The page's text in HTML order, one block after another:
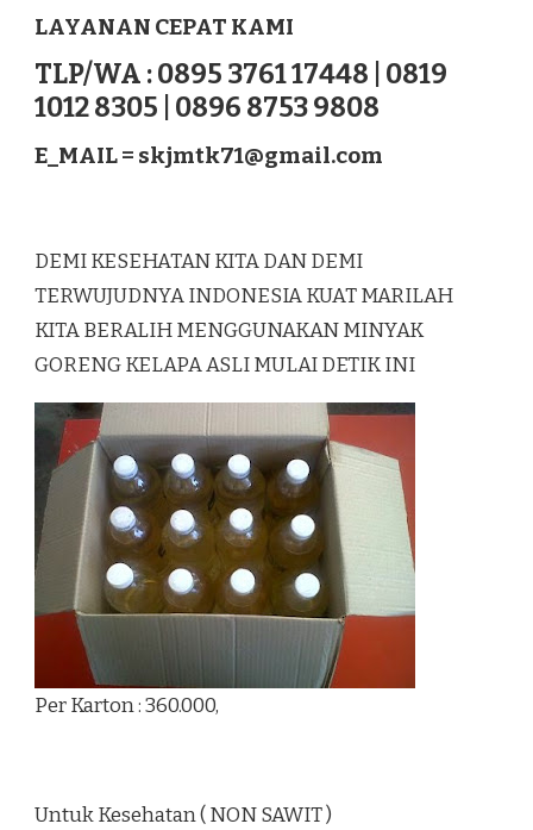
LAYANAN CEPAT KAMI
TLP/WA : 0895 3761 17448 | 0819
1012 8305 | 0896 8753 9808
E_MAIL = skjmtk71@gmail.com
DEMI KESEHATAN KITA DAN DEMI
TERWUJUDNYA INDONESIA KUAT MARILAH
KITA BERALIH MENGGUNAKAN MINYAK
GORENG KELAPA ASLI MULAI DETIK INI
Per Karton : 360.000,
Untuk Kesehatan ( NON SAWIT )